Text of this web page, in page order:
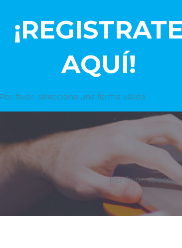
¡REGISTRATE
AQUÍ!
Por favor, seleccione una forma válida
Por favor,